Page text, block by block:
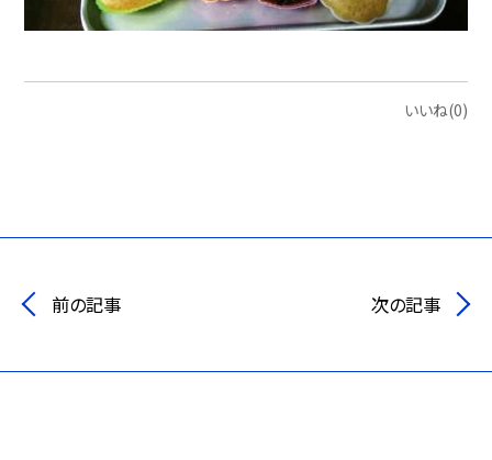
いいね(0)
前の記事 次の記事